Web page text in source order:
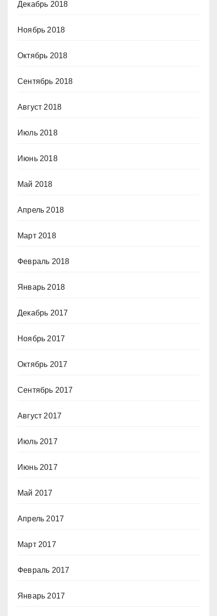
Декабрь 2018
Ноябрь 2018
Октябрь 2018
Сентябрь 2018
Август 2018
Июль 2018
Июнь 2018
Май 2018
Апрель 2018
Март 2018
Февраль 2018
Январь 2018
Декабрь 2017
Ноябрь 2017
Октябрь 2017
Сентябрь 2017
Август 2017
Июль 2017
Июнь 2017
Май 2017
Апрель 2017
Март 2017
Февраль 2017
Январь 2017